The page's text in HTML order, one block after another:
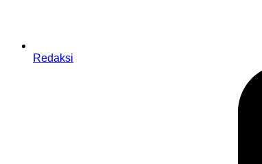
Redaksi